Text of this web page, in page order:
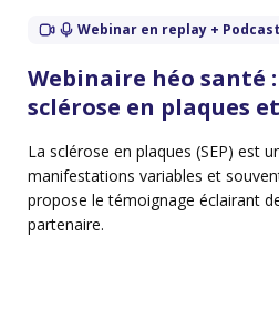
Webinar en replay + Podcast
Webinaire héo santé
sclérose en plaques
La sclérose en plaques (SEP) est
manifestations variables et
propose le témoignage éclairant
partenaire.